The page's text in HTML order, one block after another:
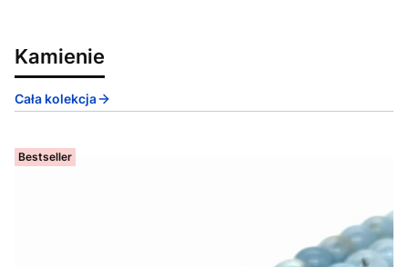
Kamienie
Cała kolekcja
Bestseller